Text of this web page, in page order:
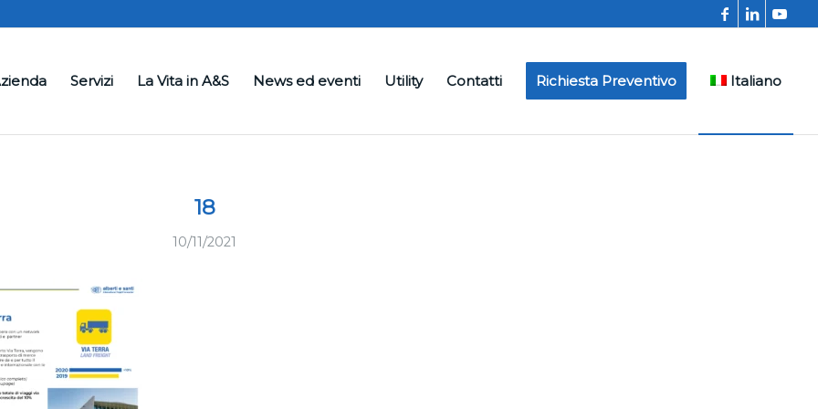
Servizi La Vita in A&S News ed eventi Utility Contatti Richiesta Preventivo Italiano
18
10/11/2021